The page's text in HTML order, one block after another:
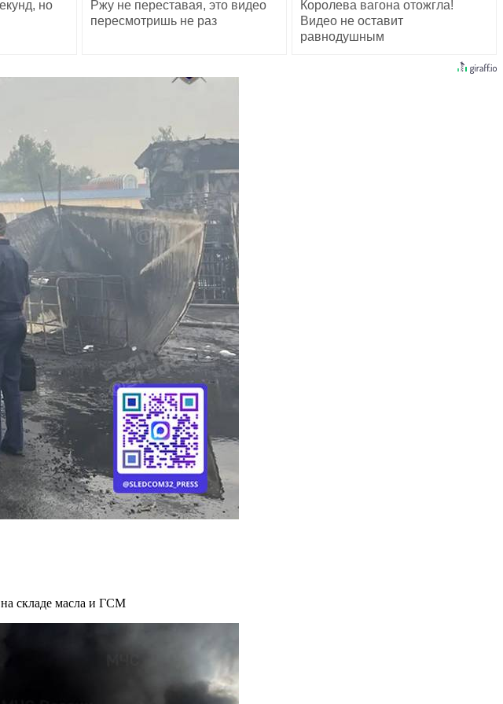
но
Ржу не переставая, это видео
пересмотришь не раз
Королева вагона отожгла!
Видео не оставит
равнодушным
на складе масла и ГСМ